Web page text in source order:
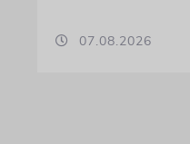
07.08.2026